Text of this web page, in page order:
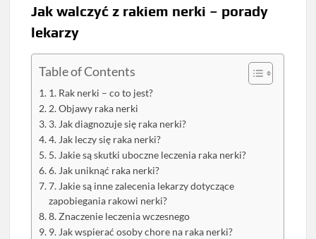
Jak walczyć z rakiem nerki – porady
lekarzy
Table of Contents
1. Rak nerki – co to jest?
2. Objawy raka nerki
3. Jak diagnozuje się raka nerki?
4. Jak leczy się raka nerki?
5. Jakie są skutki uboczne leczenia raka nerki?
6. Jak uniknąć raka nerki?
7. Jakie są inne zalecenia lekarzy dotyczące
zapobiegania rakowi nerki?
8. Znaczenie leczenia wczesnego
9. Jak wspierać osoby chore na raka nerki?